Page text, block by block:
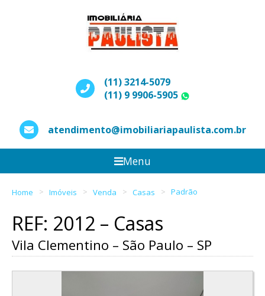
(11) 3214-5079
(11) 9 9906-5905
atendimento@imobiliariapaulista.com.br
Menu
Home Imóveis Venda Casas Padrão
REF: 2012 – Casas
Vila Clementino – São Paulo – SP